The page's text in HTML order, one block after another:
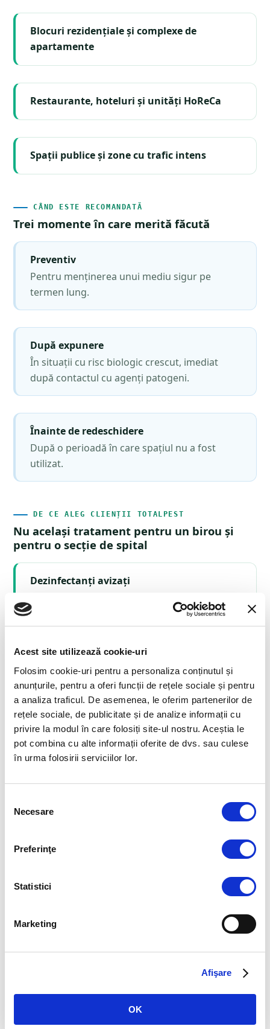
Acest site utilizează cookie-uri
Folosim cookie-uri pentru a personaliza conținutul și
anunțurile, pentru a oferi funcții de rețele sociale și pentru
a analiza traficul. De asemenea, le oferim partenerilor de
rețele sociale, de publicitate și de analize informații cu
privire la modul în care folosiți site-ul nostru. Aceștia le
pot combina cu alte informații oferite de dvs. sau culese
în urma folosirii serviciilor lor.
consimțământului
Necesare
Preferinţe
Statistici
Marketing
Afişare
OK
Blocuri rezidențiale și complexe de
apartamente
Restaurante, hoteluri și unități HoReCa
Spații publice și zone cu trafic intens
CÂND ESTE RECOMANDATĂ
Trei momente în care merită făcută
Preventiv
Pentru menținerea unui mediu sigur pe
termen lung.
După expunere
În situații cu risc biologic crescut, imediat
după contactul cu agenți patogeni.
Înainte de redeschidere
După o perioadă în care spațiul nu a fost
utilizat.
DE CE ALEG CLIENȚII TOTALPEST
Nu același tratament pentru un birou și
pentru o secție de spital
Dezinfectanți avizați
autoritățile competente.
Metoda potrivită riscului
Aplicăm soluția adaptată nivelului real de risc
al spațiului, nu un tratament standard.
Documentație completă
eventuale controale.
Programează o dezinfecție
profesionale de dezinfecție în București și Ilfov.
adaptată spațiului tău.
pentru un mediu sigur și controlat.